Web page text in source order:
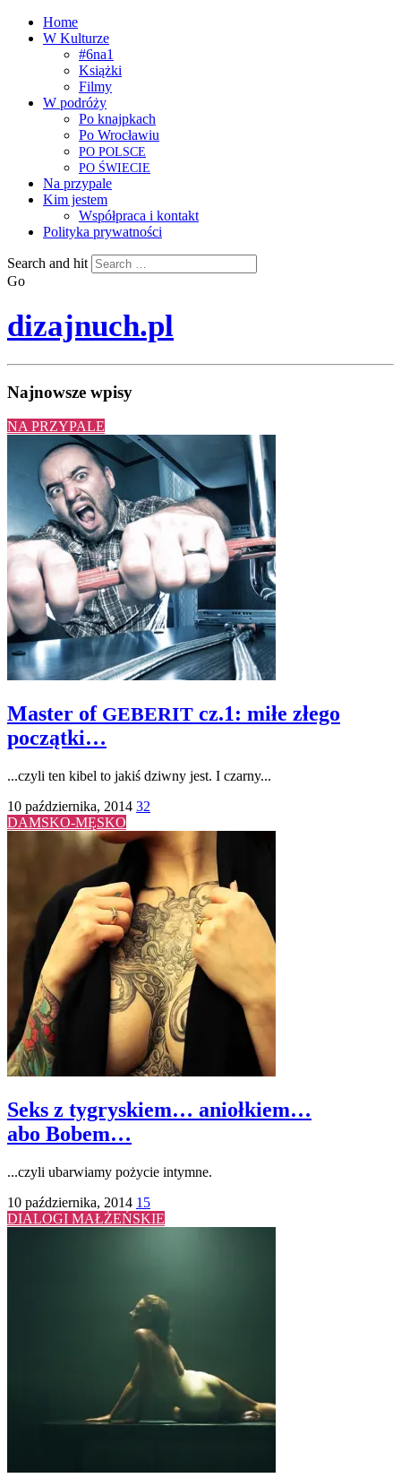
Home
W Kulturze
#6na1
Książki
Filmy
W podróży
Po knajpkach
Po Wrocławiu
PO POLSCE
PO ŚWIECIE
Na przypale
Kim jestem
Współpraca i kontakt
Polityka prywatności
Search and hit
Go
dizajnuch.pl
Najnowsze wpisy
NA PRZYPALE
Master of GEBERIT cz.1: miłe złego
początki…
...czyli ten kibel to jakiś dziwny jest. I czarny...
10 października, 2014 32
DAMSKO-MĘSKO
Seks z tygryskiem… aniołkiem…
abo Bobem…
...czyli ubarwiamy pożycie intymne.
10 października, 2014 15
DIALOGI MAŁŻEŃSKIE